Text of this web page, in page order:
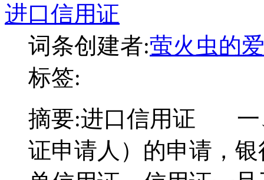
进口信用证
词条创建者:萤火虫的
标签:
摘要:进口信用证 一
证申请人）的申请，